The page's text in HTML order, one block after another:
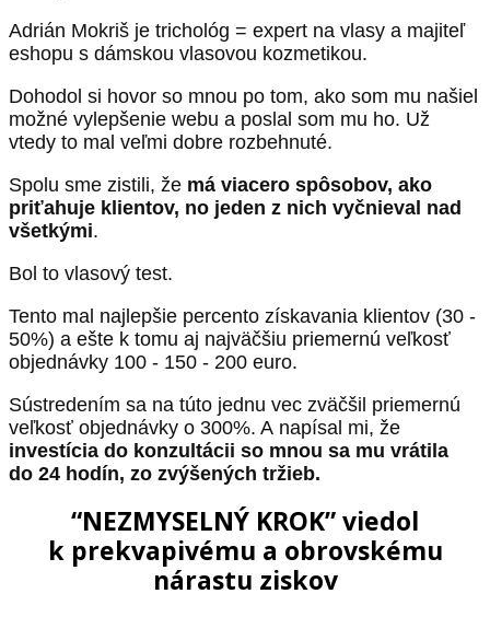
Adrián Mokriš je trichológ = expert na vlasy a majiteľ
eshopu s dámskou vlasovou kozmetikou.
Dohodol si hovor so mnou po tom, ako som mu našiel
možné vylepšenie webu a poslal som mu ho. Už
vtedy to mal veľmi dobre rozbehnuté.
Spolu sme zistili, že má viacero spôsobov, ako
priťahuje klientov, no jeden z nich vyčnieval nad
všetkými.
Bol to vlasový test.
Tento mal najlepšie percento získavania klientov (30 -
50%) a ešte k tomu aj najväčšiu priemernú veľkosť
objednávky 100 - 150 - 200 euro.
Sústredením sa na túto jednu vec zväčšil priemernú
veľkosť objednávky o 300%. A napísal mi, že
investícia do konzultácii so mnou sa mu vrátila
do 24 hodín, zo zvýšených tržieb.
“NEZMYSELNÝ KROK” viedol
k prekvapivému a obrovskému
nárastu ziskov